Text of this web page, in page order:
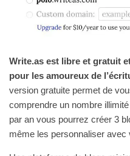
Write.as est libre et gratuit
pour les amoureux de
version gratuite permet de
comprendre un nombre
par an vous pourrez créer 3
même les personnaliser avec